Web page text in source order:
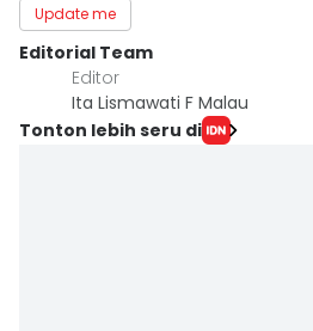
Update me
Editorial Team
Editor
Ita Lismawati F Malau
Tonton lebih seru di